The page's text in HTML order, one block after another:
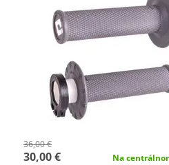
36,00 €
30,00 € Na